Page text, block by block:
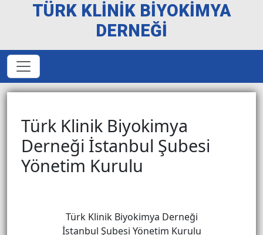
TÜRK KLİNİK BİYOKİMYA
DERNEĞİ
Türk Klinik Biyokimya
Derneği İstanbul Şubesi
Yönetim Kurulu
Türk Klinik Biyokimya Derneği
İstanbul Şubesi Yönetim Kurulu